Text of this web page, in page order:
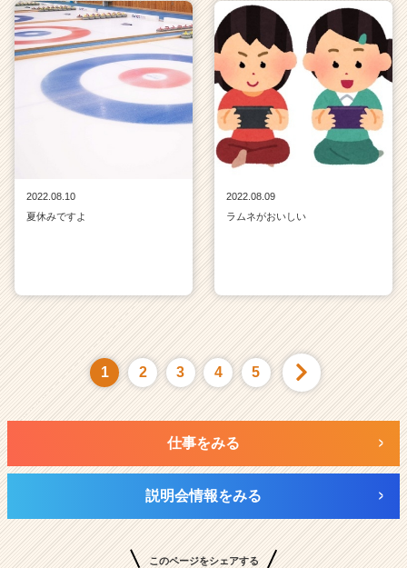
2022.08.10
夏休みですよ
2022.08.09
ラムネがおいしい
1 2 3 4 5
仕事をみる
説明会情報をみる
このページをシェアする